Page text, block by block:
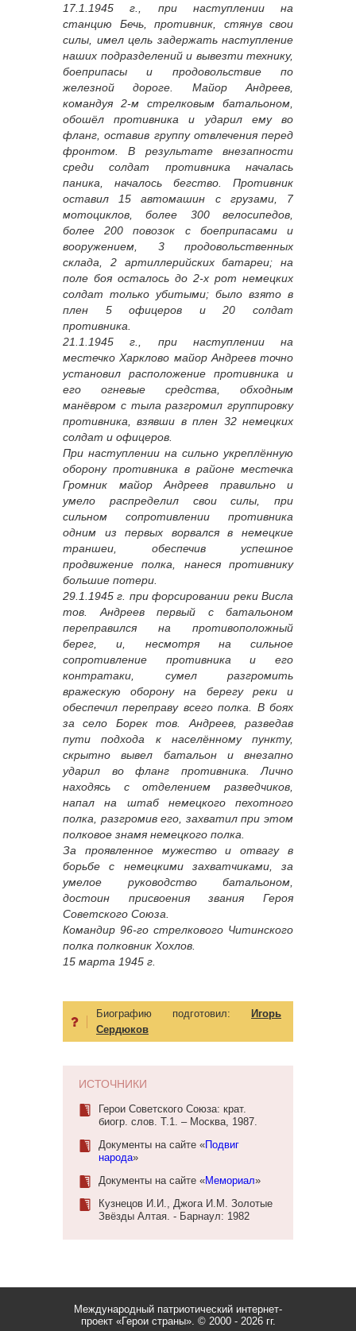
17.1.1945 г., при наступлении на
станцию Бечь, противник, стянув свои
силы, имел цель задержать наступление
наших подразделений и вывезти технику,
боеприпасы и продовольствие по
железной дороге. Майор Андреев,
командуя 2-м стрелковым батальоном,
обошёл противника и ударил ему во
фланг, оставив группу отвлечения перед
фронтом. В результате внезапности
среди солдат противника началась
паника, началось бегство. Противник
оставил 15 автомашин с грузами, 7
мотоциклов, более 300 велосипедов,
более 200 повозок с боеприпасами и
вооружением, 3 продовольственных
склада, 2 артиллерийских батареи; на
поле боя осталось до 2-х рот немецких
солдат только убитыми; было взято в
плен 5 офицеров и 20 солдат
противника.
21.1.1945 г., при наступлении на
местечко Харклово майор Андреев точно
установил расположение противника и
его огневые средства, обходным
манёвром с тыла разгромил группировку
противника, взявши в плен 32 немецких
солдат и офицеров.
При наступлении на сильно укреплённую
оборону противника в районе местечка
Громник майор Андреев правильно и
умело распределил свои силы, при
сильном сопротивлении противника
одним из первых ворвался в немецкие
траншеи, обеспечив успешное
продвижение полка, нанеся противнику
большие потери.
29.1.1945 г. при форсировании реки Висла
тов. Андреев первый с батальоном
переправился на противоположный
берег, и, несмотря на сильное
сопротивление противника и его
контратаки, сумел разгромить
вражескую оборону на берегу реки и
обеспечил переправу всего полка. В боях
за село Борек тов. Андреев, разведав
пути подхода к населённому пункту,
скрытно вывел батальон и внезапно
ударил во фланг противника. Лично
находясь с отделением разведчиков,
напал на штаб немецкого пехотного
полка, разгромив его, захватил при этом
полковое знамя немецкого полка.
За проявленное мужество и отвагу в
борьбе с немецкими захватчиками, за
умелое руководство батальоном,
достоин присвоения звания Героя
Советского Союза.
Командир 96-го стрелкового Читинского
полка полковник Хохлов.
15 марта 1945 г.
Биографию подготовил:
Игорь
Сердюков
ИСТОЧНИКИ
Герои Советского Союза: крат.
биогр. слов. Т.1. – Москва, 1987.
Документы на сайте «Подвиг
народа»
Документы на сайте «Мемориал»
Кузнецов И.И., Джога И.М. Золотые
Звёзды Алтая. - Барнаул: 1982
Международный патриотический интернет-
проект «Герои страны». © 2000 - 2026 гг.